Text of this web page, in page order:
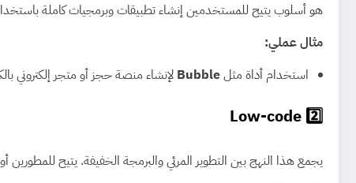
هو أسلوب يتيح للمستخدمين إنشاء تطبيقات وبرمجيات كاملة
مثال عملي:
استخدام أداة مثلBubble لإنشاء منصة حجز أو متجر إلكتروني
2️⃣ Low-code
يجمع هذا النهج بين التطوير المرئي والبرمجة الخفيفة. يتيح